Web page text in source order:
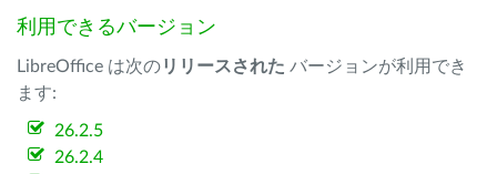
利用できるバージョン
LibreOffice は次のリリースされた バージョンが利用でき
ます:
26.2.5
26.2.4